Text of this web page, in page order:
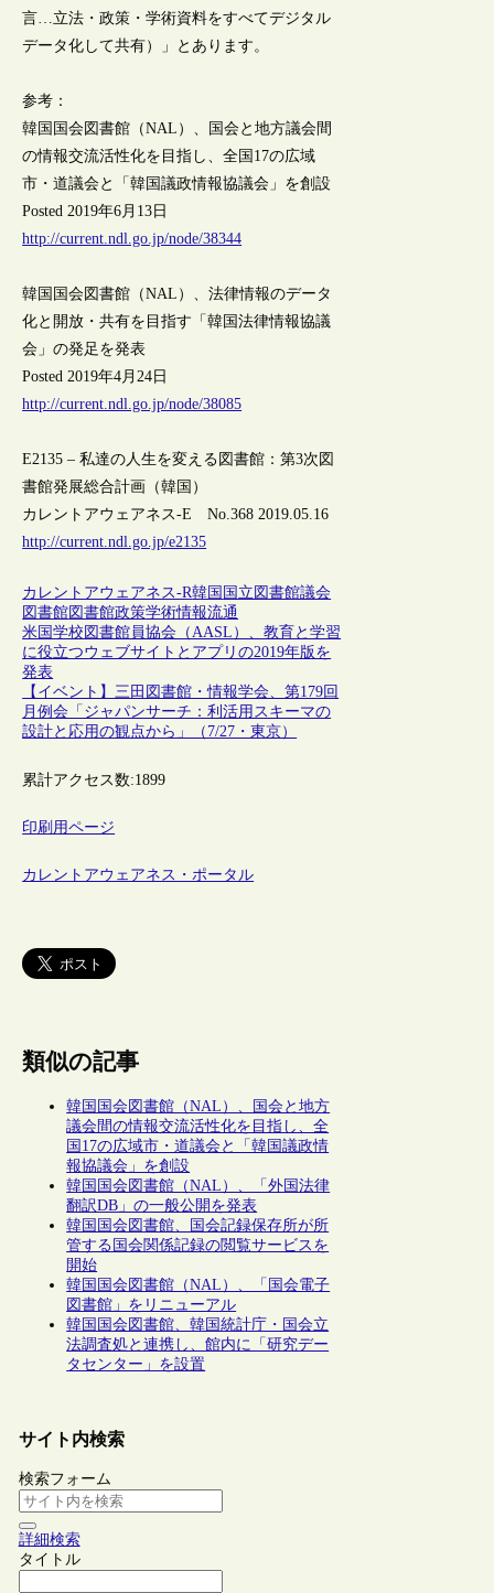
言…立法・政策・学術資料をすべてデジタル
データ化して共有）」とあります。
参考：
韓国国会図書館（NAL）、国会と地方議会間
の情報交流活性化を目指し、全国17の広域
市・道議会と「韓国議政情報協議会」を創設
Posted 2019年6月13日
http://current.ndl.go.jp/node/38344
韓国国会図書館（NAL）、法律情報のデータ
化と開放・共有を目指す「韓国法律情報協議
会」の発足を発表
Posted 2019年4月24日
http://current.ndl.go.jp/node/38085
E2135 – 私達の人生を変える図書館：第3次図
書館発展総合計画（韓国）
カレントアウェアネス-E No.368 2019.05.16
http://current.ndl.go.jp/e2135
カレントアウェアネス-R韓国 国立図書館議会
図書館図書館政策学術情報流通
米国学校図書館員協会（AASL）、教育と学習
に役立つウェブサイトとアプリの2019年版を
発表
【イベント】三田図書館・情報学会、第179回
月例会「ジャパンサーチ：利活用スキーマの
設計と応用の観点から」（7/27・東京）
累計アクセス数:1899
印刷用ページ
カレントアウェアネス・ポータル
類似の記事
韓国国会図書館（NAL）、国会と地方
議会間の情報交流活性化を目指し、全
国17の広域市・道議会と「韓国議政情
報協議会」を創設
韓国国会図書館（NAL）、「外国法律
翻訳DB」の一般公開を発表
韓国国会図書館、国会記録保存所が所
管する国会関係記録の閲覧サービスを
開始
韓国国会図書館（NAL）、「国会電子
図書館」をリニューアル
韓国国会図書館、韓国統計庁・国会立
法調査処と連携し、館内に「研究デー
タセンター」を設置
サイト内検索
検索フォーム
詳細検索
タイトル